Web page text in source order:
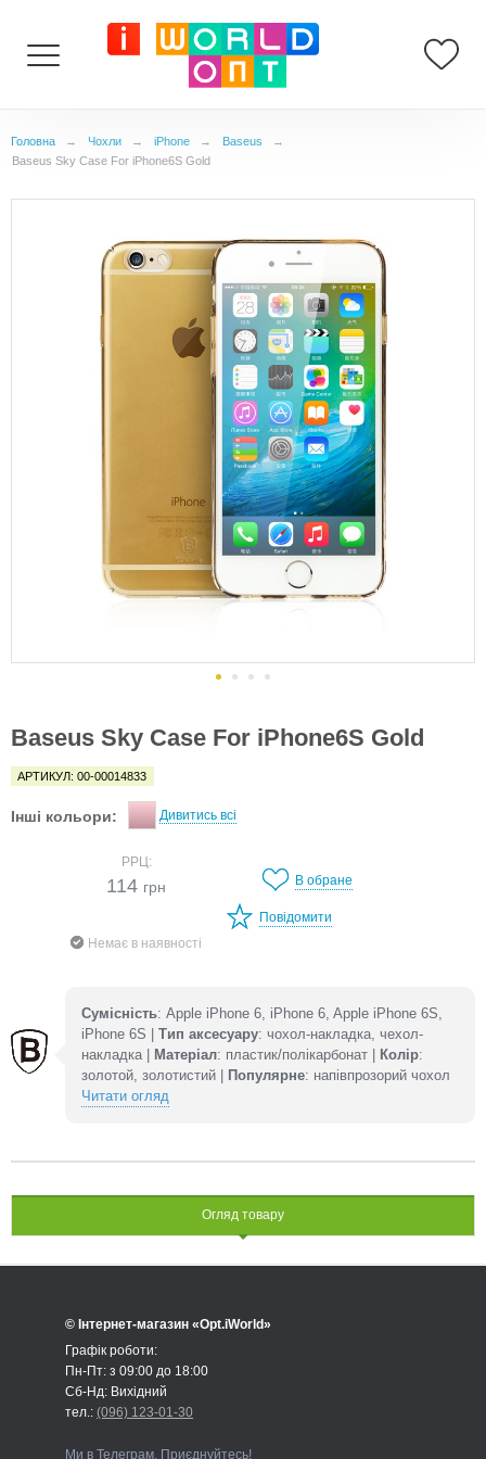
Головна → Чохли → iPhone → Baseus
→
Baseus Sky Case For iPhone6S Gold
Baseus Sky Case For iPhone6S Gold
АРТИКУЛ: 00-00014833
Інші кольори: Дивитись всі
РРЦ:
114 грн
Немає в наявності
В обране
Повідомити
Сумісність: Apple iPhone 6, iPhone 6, Apple iPhone 6S,
iPhone 6S | Тип аксесуару: чохол-накладка, чехол-
накладка |
Матеріал: пластик/полікарбонат | Колір:
золотой, золотистий |
Популярне: напівпрозорий чохол
Читати огляд
Огляд товару
© Інтернет-магазин «Opt.iWorld»
Графік роботи:
Пн-Пт: з 09:00 до 18:00
Сб-Нд: Вихідний
тел.: (096) 123-01-30
Ми в Телеграм. Приєднуйтесь!